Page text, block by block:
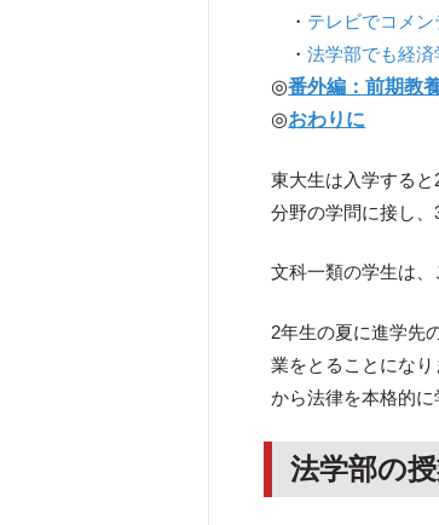
・ テレビでコメン
・法学部でも経済
◎番外編：前期教
◎おわりに
東大生は入学する
分野の学問に接し、
文科一類の学生は、
2年生の夏に進学先
業をとることにな
から法律を本格的に
法学部の